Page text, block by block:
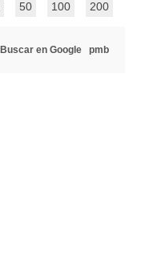
50 100 200
Buscar en Google pmb